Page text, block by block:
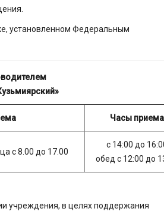
установленном Федеральным
Часы приема
с 8.00 до 17.00
с 14:00 до
обед с 12:00 до
учреждения, в целях поддержания